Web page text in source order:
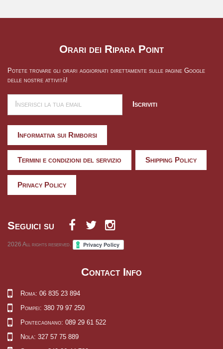
Orari dei Ripara Point
Potete trovare gli orari aggiornati direttamente sulle pagine Google
delle nostre attività!
Iscriviti
Informativa sui Rimborsi
Termini e condizioni del servizio Shipping Policy
Privacy Policy
Seguici su
2026 All rights reserved.
Contact Info
Roma: 06 835 23 894
Pompei: 380 79 97 250
Pontecagnano: 089 29 61 522
Nola: 327 57 75 889